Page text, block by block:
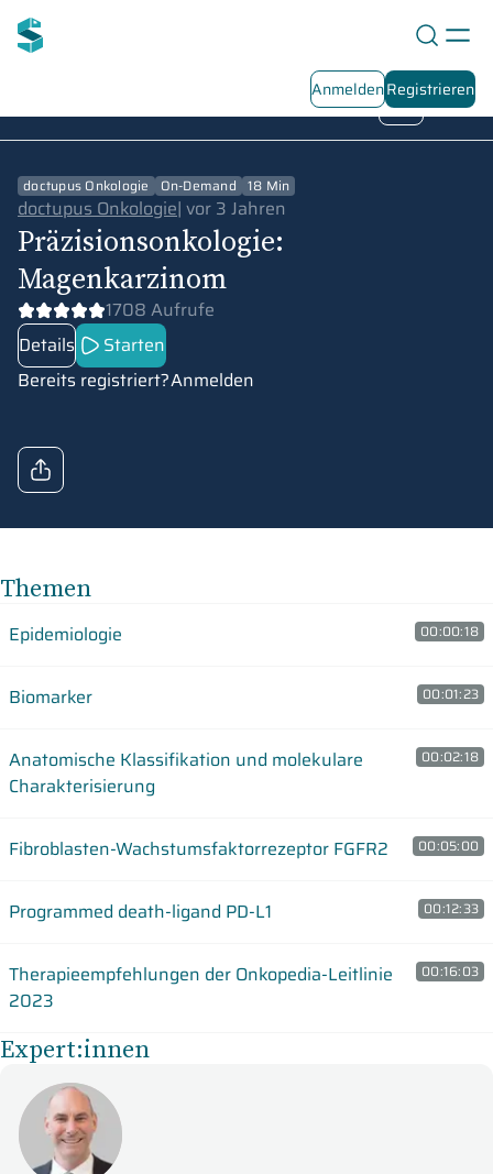
AnmeldenRegistrieren
Personalisierte Medizin II2/4
doctupus Onkologie On-Demand 18 Min
doctupus Onkologie| vor 3 Jahren
Präzisionsonkologie:
Magenkarzinom
1708 Aufrufe
Details
Starten
Bereits registriert?Anmelden
Themen
Epidemiologie 00:00:18
Biomarker 00:01:23
Anatomische Klassifikation und molekulare
Charakterisierung
00:02:18
Fibroblasten-Wachstumsfaktorrezeptor FGFR2 00:05:00
Programmed death-ligand PD-L1 00:12:33
Therapieempfehlungen der Onkopedia-Leitlinie
2023
00:16:03
Expert:innen